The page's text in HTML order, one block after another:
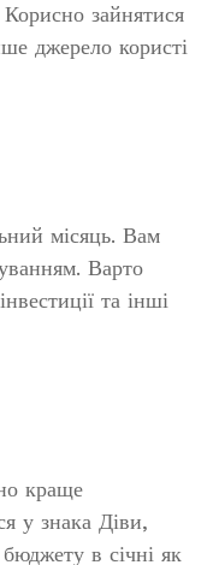
зайнятися
джерело користі
місяць. Вам
Варто
та інші
краще
у знака Діви,
в січні як